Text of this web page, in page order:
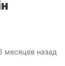
месяцев назад